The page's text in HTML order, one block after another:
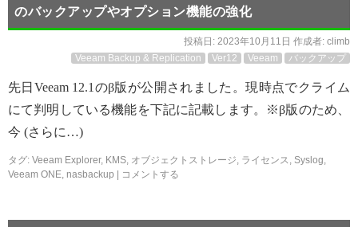
のバックアップやオプション機能の強化
投稿日: 2023年10月11日 作成者: climb
Veeam Backup & Replication
Ver12 Veeam バックアップ
先日Veeam 12.1のβ版が公開されました。現時点でクライム
にて判明している機能を下記に記載します。※β版のため、
今 (さらに…)
タグ: Veeam Explorer, KMS, オブジェクトストレージ, ライセンス, Syslog,
Veeam ONE, nasbackup コメントする